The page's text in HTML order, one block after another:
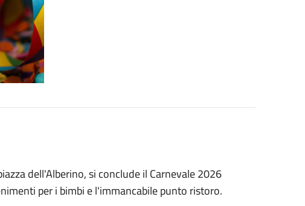
dell'Alberino, si conclude il Carnevale 2026
per i bimbi e l'immancabile punto ristoro.